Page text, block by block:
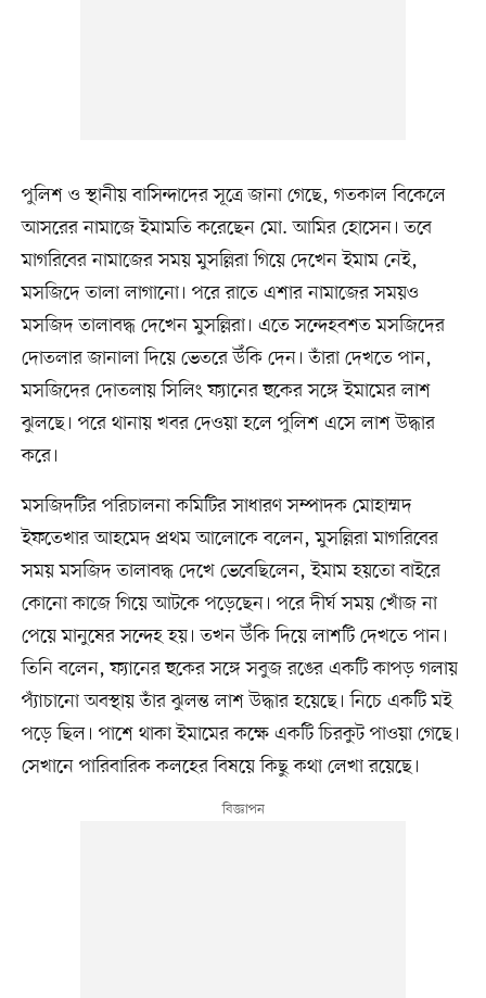
পুলিশ ও স্থানীয় বাসিন্দাদের সূত্রে জানা গেছে, গতকাল বিকেলে
আসরের নামাজে ইমামতি করেছেন মো. আমির হোসেন। তবে
মাগরিবের নামাজের সময় মুসল্লিরা গিয়ে দেখেন ইমাম নেই,
মসজিদে তালা লাগানো। পরে রাতে এশার নামাজের সময়ও
মসজিদ তালাবদ্ধ দেখেন মুসল্লিরা। এতে সন্দেহবশত মসজিদের
দোতলার জানালা দিয়ে ভেতরে উঁকি দেন। তাঁরা দেখতে পান,
মসজিদের দোতলায় সিলিং ফ্যানের হুকের সঙ্গে ইমামের লাশ
ঝুলছে। পরে থানায় খবর দেওয়া হলে পুলিশ এসে লাশ উদ্ধার
করে।
মসজিদটির পরিচালনা কমিটির সাধারণ সম্পাদক মোহাম্মদ
ইফতেখার আহমেদ প্রথম আলোকে বলেন, মুসল্লিরা মাগরিবের
সময় মসজিদ তালাবদ্ধ দেখে ভেবেছিলেন, ইমাম হয়তো বাইরে
কোনো কাজে গিয়ে আটকে পড়েছেন। পরে দীর্ঘ সময় খোঁজ না
পেয়ে মানুষের সন্দেহ হয়। তখন উঁকি দিয়ে লাশটি দেখতে পান।
তিনি বলেন, ফ্যানের হুকের সঙ্গে সবুজ রঙের একটি কাপড় গলায়
প্যাঁচানো অবস্থায় তাঁর ঝুলন্ত লাশ উদ্ধার হয়েছে। নিচে একটি মই
পড়ে ছিল। পাশে থাকা ইমামের কক্ষে একটি চিরকুট পাওয়া গেছে।
সেখানে পারিবারিক কলহের বিষয়ে কিছু কথা লেখা রয়েছে।